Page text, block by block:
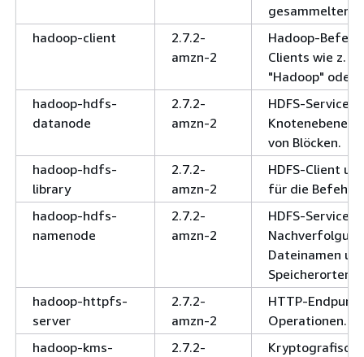
gesammelten
hadoop-client
2.7.2-
amzn-2
Hadoop-
Clients wie z.
"Hadoop" oder
hadoop-hdfs-
datanode
2.7.2-
amzn-2
HDFS-Service
Knotenebene
von Blöcken.
hadoop-hdfs-
library
2.7.2-
amzn-2
HDFS-Client
für die
hadoop-hdfs-
namenode
2.7.2-
amzn-2
HDFS-Service
Dateinamen
Speicherorten.
hadoop-httpfs-
server
2.7.2-
amzn-2
HTTP-
Operationen.
hadoop-kms-
2.7.2-